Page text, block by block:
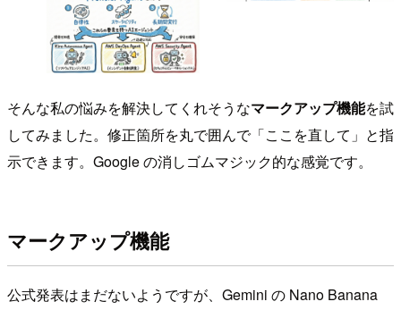
そんな私の悩みを解決してくれそうなマークアップ機能を試
してみました。修正箇所を丸で囲んで「ここを直して」と指
示できます。Google の消しゴムマジック的な感覚です。
マークアップ機能
公式発表はまだないようですが、Gemini の Nano Banana